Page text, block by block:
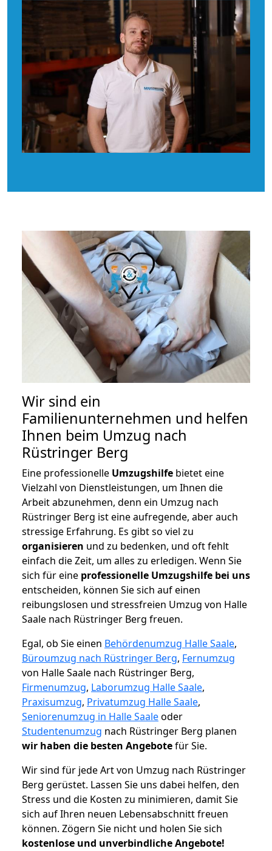
Wir sind ein
Familienunternehmen und helfen
Ihnen beim Umzug nach
Rüstringer Berg
Eine professionelle Umzugshilfe bietet eine
Vielzahl von Dienstleistungen, um Ihnen die
Arbeit abzunehmen, denn ein Umzug nach
Rüstringer Berg ist eine aufregende, aber auch
stressige Erfahrung. Es gibt so viel zu
organisieren und zu bedenken, und oft fehlt
einfach die Zeit, um alles zu erledigen. Wenn Sie
sich für eine professionelle Umzugshilfe bei uns
entscheiden, können Sie sich auf einen
reibungslosen und stressfreien Umzug von Halle
Saale nach Rüstringer Berg freuen.
Egal, ob Sie einen Behördenumzug Halle Saale,
Büroumzug nach Rüstringer Berg, Fernumzug
von Halle Saale nach Rüstringer Berg,
Firmenumzug, Laborumzug Halle Saale,
Praxisumzug, Privatumzug Halle Saale,
Seniorenumzug in Halle Saaleoder
Studentenumzug nach Rüstringer Berg planen
wir haben die besten Angebotefür Sie.
Wir sind für jede Art von Umzug nach Rüstringer
Berg gerüstet. Lassen Sie uns dabei helfen, den
Stress und die Kosten zu minimieren, damit Sie
sich auf Ihren neuen Lebensabschnitt freuen
können. Zögern Sie nicht und holen Sie sich
kostenlose und unverbindliche Angebote!